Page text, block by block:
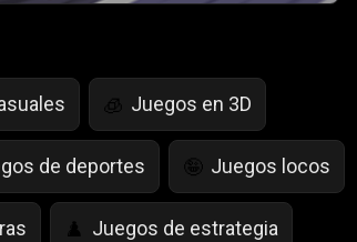
🧊 Juegos en 3D
de deportes 🤪 Juegos locos
♟️ Juegos de estrategia